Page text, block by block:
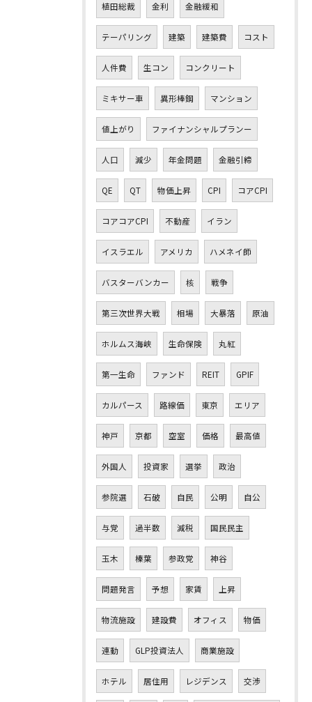
植田総裁 金利 金融緩和
テーパリング 建築 建築費 コスト
人件費 生コン コンクリート
ミキサー車 異形棒鋼 マンション
値上がり ファイナンシャルプランー
人口 減少 年金問題 金融引締
QE QT 物価上昇 CPI コアCPI
コアコアCPI 不動産 イラン
イスラエル アメリカ ハメネイ師
バスターバンカー 核 戦争
第三次世界大戦 相場 大暴落 原油
ホルムス海峡 生命保険 丸紅
第一生命 ファンド REIT GPIF
カルパース 路線価 東京 エリア
神戸 京都 空室 価格 最高値
外国人 投資家 選挙 政治
参院選 石破 自民 公明 自公
与党 過半数 減税 国民民主
玉木 榛葉 参政党 神谷
問題発言 予想 家賃 上昇
物流施設 建設費 オフィス 物価
連動 GLP投資法人 商業施設
ホテル 居住用 レジデンス 交渉